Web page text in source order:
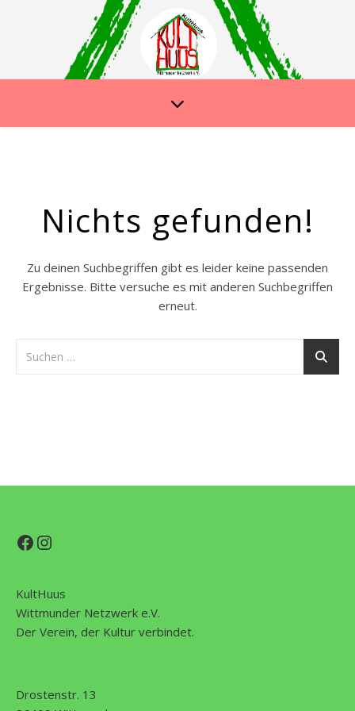
Nichts gefunden!
Zu deinen Suchbegriffen gibt es leider keine passenden
Ergebnisse. Bitte versuche es mit anderen Suchbegriffen
erneut.
Facebook
Instagram
KultHuus
Wittmunder Netzwerk e.V.
Der Verein, der Kultur verbindet.
Drostenstr. 13